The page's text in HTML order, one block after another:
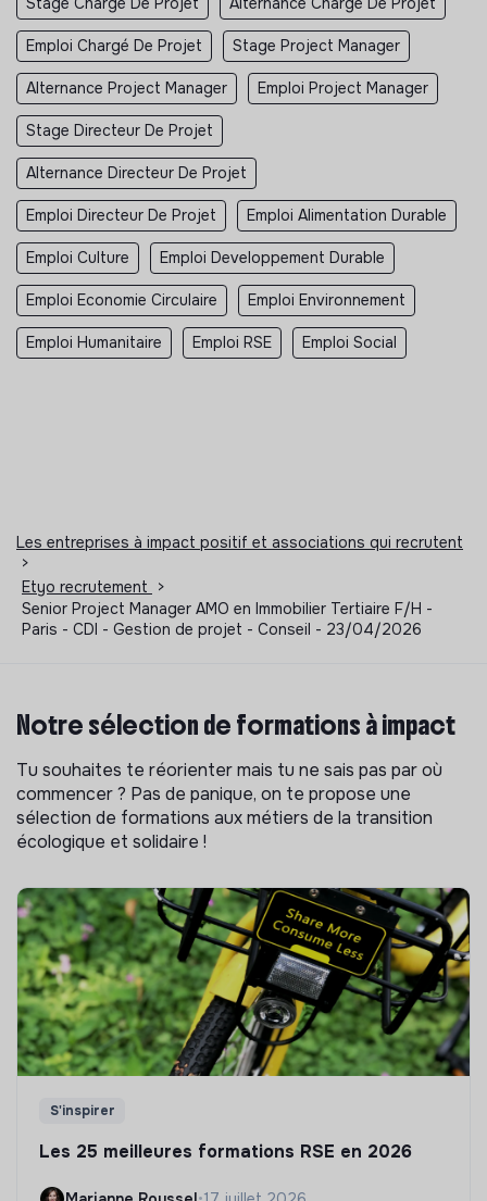
Emploi Chargé De Projet Stage Project Manager
Alternance Project Manager Emploi Project Manager
Stage Directeur De Projet
Alternance Directeur De Projet
Emploi Directeur De Projet Emploi Alimentation Durable
Emploi Culture Emploi Developpement Durable
Emploi Economie Circulaire Emploi Environnement
Emploi Humanitaire Emploi RSE Emploi Social
Les entreprises à impact positif et associations qui recrutent
>
Etyo recrutement
>
Senior Project Manager AMO en Immobilier Tertiaire F/H -
Paris - CDI - Gestion de projet - Conseil - 23/04/2026
Notre sélection de formations à impact
Tu souhaites te réorienter mais tu ne sais pas par où
commencer ? Pas de panique, on te propose une
sélection de formations aux métiers de la transition
écologique et solidaire !
S'inspirer
Les 25 meilleures formations RSE en 2026